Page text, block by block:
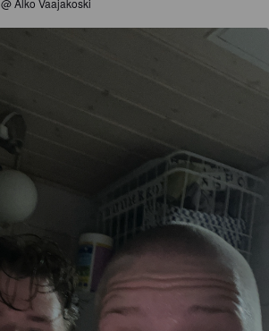
@ Alko Vaajakoski